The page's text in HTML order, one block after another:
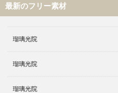
最新のフリー素材
瑠璃光院
瑠璃光院
瑠璃光院